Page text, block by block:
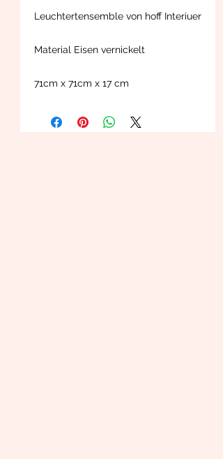
Leuchtertensemble von hoff Interiuer
Material Eisen vernickelt
71cm x 71cm x 17 cm